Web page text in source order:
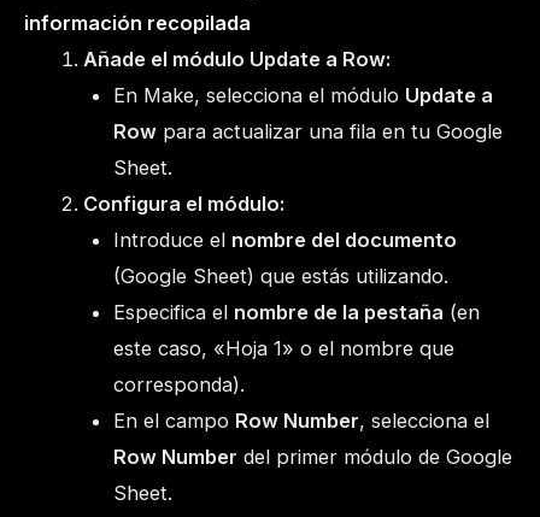
información recopilada
Añade el módulo Update a Row:
En Make, selecciona el módulo Update a
Rowpara actualizar una fila en tu Google
Sheet.
Configura el módulo:
Introduce el nombre del documento
(Google Sheet) que estás utilizando.
Especifica el nombre de la pestaña (en
este caso, «Hoja 1» o el nombre que
corresponda).
En el campo Row Number, selecciona el
Row Number del primer módulo de Google
Sheet.